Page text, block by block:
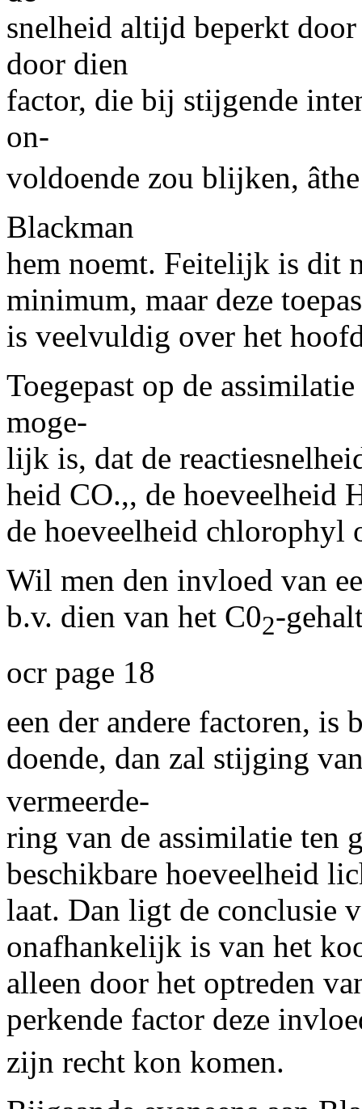
snelheid altijd beperkt door
door dien
factor, die bij stijgende
on-
voldoende zou blijken,
Blackman
hem noemt. Feitelijk is dit
minimum, maar deze
is veelvuldig over het
Toegepast op de
moge-
lijk is, dat de
heid CO.,, de hoeveelheid
de hoeveelheid chlorophyl
Wil men den invloed van
b.v. dien van het C02-
ocr page 18
een der andere factoren,
doende, dan zal stijging
vermeerde-
ring van de assimilatie ten
beschikbare hoeveelheid
laat. Dan ligt de conclusie
onafhankelijk is van het
alleen door het optreden
perkende factor deze
zijn recht kon komen.